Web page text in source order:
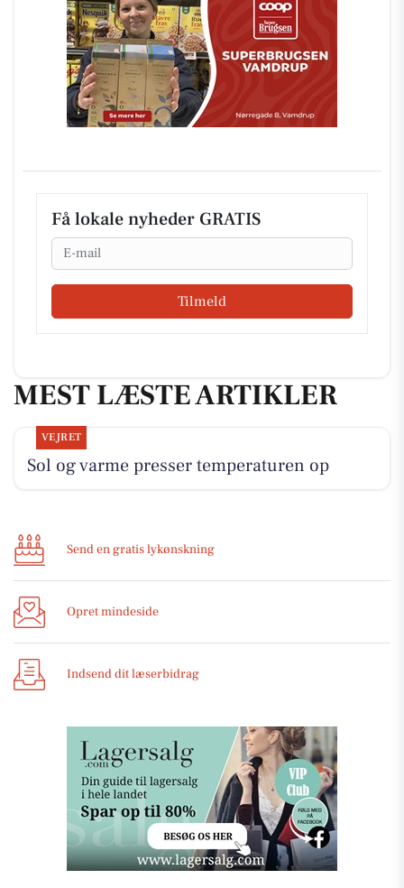
Få lokale nyheder GRATIS
Email
Tilmeld
MEST LÆSTE ARTIKLER
VEJRET
Sol og varme presser temperaturen op
Send en gratis lykønskning
Opret mindeside
Indsend dit læserbidrag